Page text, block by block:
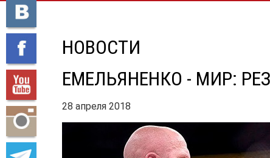
НОВОСТИ
ЕМЕЛЬЯНЕНКО - МИР:
28 апреля 2018